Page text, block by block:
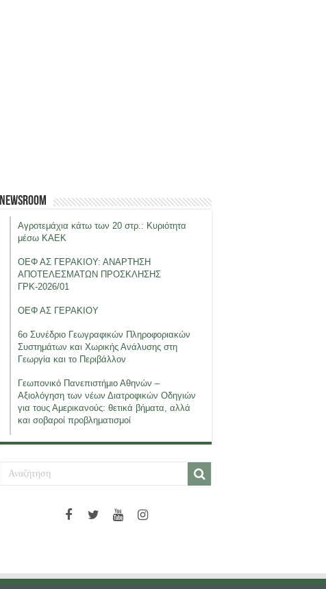
Newsroom
Αγροτεμάχια κάτω των 20 στρ.: Κυριότητα
μέσω ΚΑΕΚ
ΟΕΦ ΑΣ ΓΕΡΑΚΙΟΥ: ΑΝΑΡΤΗΣΗ
ΑΠΟΤΕΛΕΣΜΑΤΩΝ ΠΡΟΣΚΛΗΣΗΣ
ΓΡΚ-2026/01
ΟΕΦ ΑΣ ΓΕΡΑΚΙΟΥ
6ο Συνέδριο Γεωγραφικών Πληροφοριακών
Συστημάτων και Χωρικής Ανάλυσης στη
Γεωργία και το Περιβάλλον
Γεωπονικό Πανεπιστήμιο Αθηνών –
Αξιολόγηση των νέων Διατροφικών Οδηγιών
για τους Αμερικανούς: θετικά βήματα, αλλά
και σοβαροί προβληματισμοί